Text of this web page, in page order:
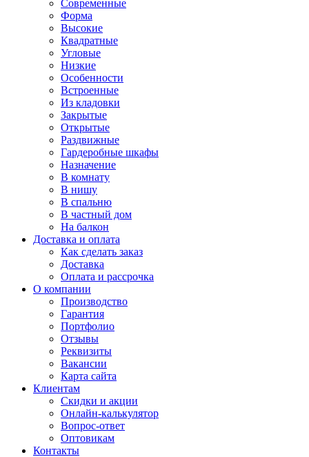
Современные
Форма
Высокие
Квадратные
Угловые
Низкие
Особенности
Встроенные
Из кладовки
Закрытые
Открытые
Раздвижные
Гардеробные шкафы
Назначение
В комнату
В нишу
В спальню
В частный дом
На балкон
Доставка и оплата
Как сделать заказ
Доставка
Оплата и рассрочка
О компании
Производство
Гарантия
Портфолио
Отзывы
Реквизиты
Вакансии
Карта сайта
Клиентам
Скидки и акции
Онлайн-калькулятор
Вопрос-ответ
Оптовикам
Контакты